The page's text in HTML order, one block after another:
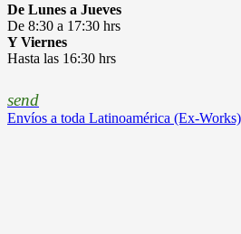
De Lunes a Jueves
De 8:30 a 17:30 hrs
Y Viernes
Hasta las 16:30 hrs
send
Envíos a toda Latinoamérica (Ex-Works)